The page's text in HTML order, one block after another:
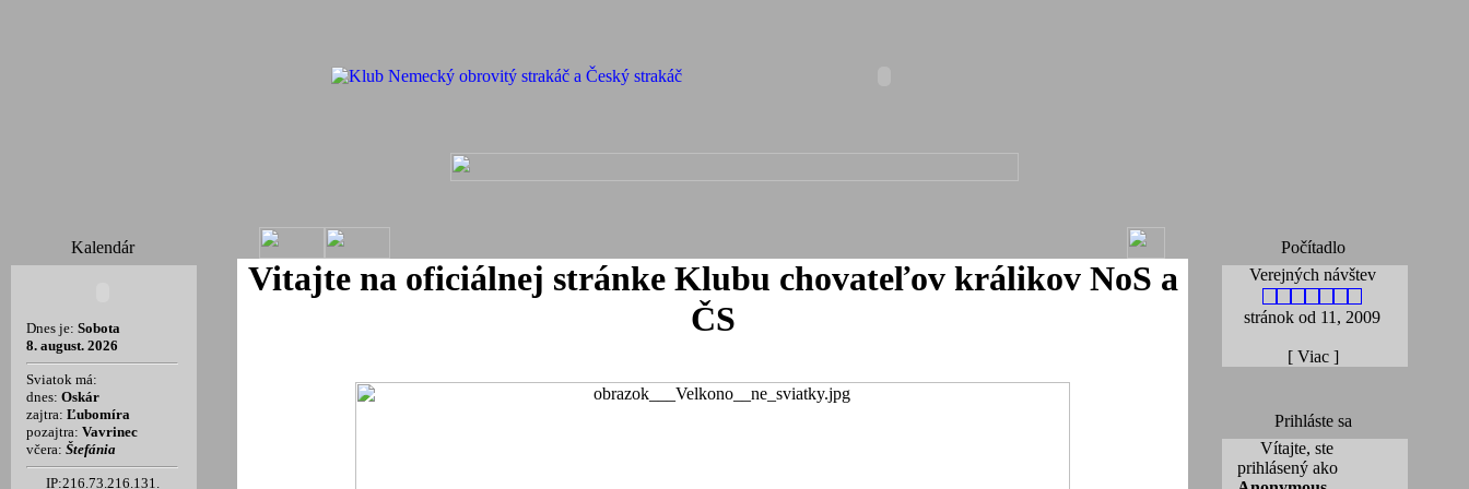
Kalendár
Dnes je: Sobota
8. august. 2026
Sviatok má:
dnes: Oskár
zajtra: Ľubomíra
pozajtra: Vavrinec
včera: Štefánia
IP:216.73.216.131.
Vitajte na oficiálnej stránke Klubu chovateľov králikov NoS a
ČS
Počítadlo
Verejných návštev
stránok od 11, 2009
[ Viac ]
Prihláste sa
Vítajte, ste
prihlásený ako